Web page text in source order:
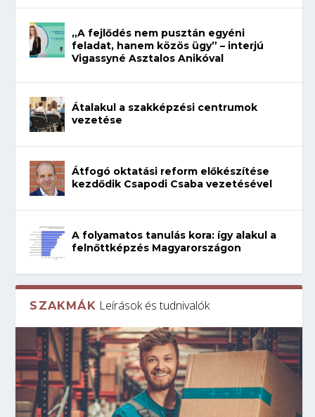
„A fejlődés nem pusztán egyéni
feladat, hanem közös ügy” – interjú
Vigassyné Asztalos Anikóval
Átalakul a szakképzési centrumok
vezetése
Átfogó oktatási reform előkészítése
kezdődik Csapodi Csaba vezetésével
A folyamatos tanulás kora: így alakul a
felnőttképzés Magyarországon
SZAKMÁK Leírások és tudnivalók